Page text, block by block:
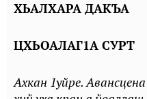
ХЬАЛХАРА ДАКЪА
ЦХЬОАЛАГ1А СУРТ
Ахкан 1уйре.